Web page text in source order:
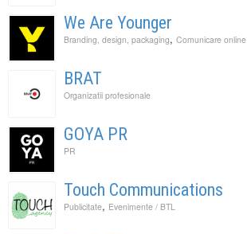
We Are Younger
Branding, design, packaging, Comunicare online
BRAT
Organizatii profesionale
GOYA PR
PR
Touch Communications
Publicitate, Evenimente / BTL